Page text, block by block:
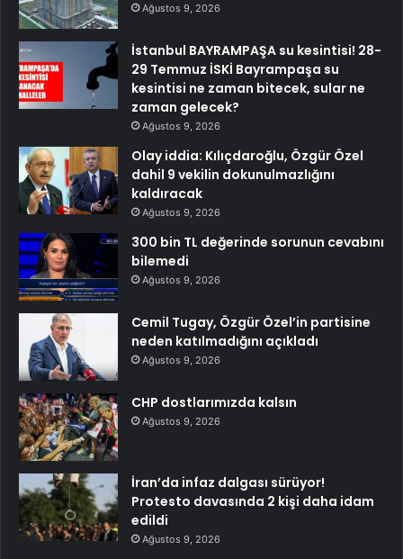
Ağustos 9, 2026
İstanbul BAYRAMPAŞA su kesintisi! 28-
29 Temmuz İSKİ Bayrampaşa su
kesintisi ne zaman bitecek, sular ne
zaman gelecek?
Ağustos 9, 2026
Olay iddia: Kılıçdaroğlu, Özgür Özel
dahil 9 vekilin dokunulmazlığını
kaldıracak
Ağustos 9, 2026
300 bin TL değerinde sorunun cevabını
bilemedi
Ağustos 9, 2026
Cemil Tugay, Özgür Özel’in partisine
neden katılmadığını açıkladı
Ağustos 9, 2026
CHP dostlarımızda kalsın
Ağustos 9, 2026
İran’da infaz dalgası sürüyor!
Protesto davasında 2 kişi daha idam
edildi
Ağustos 9, 2026